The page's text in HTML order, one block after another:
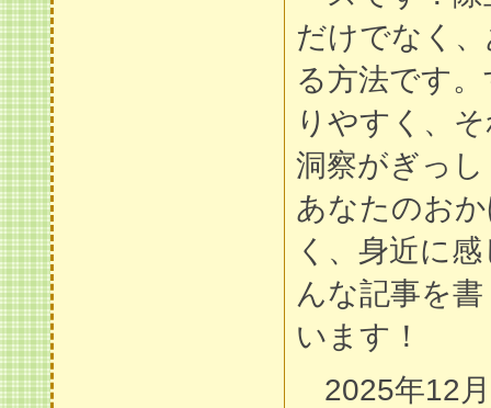
だけでなく
る方法です
りやすく、
洞察がぎっ
あなたのお
く、身近に
んな記事を
います！
2025年12